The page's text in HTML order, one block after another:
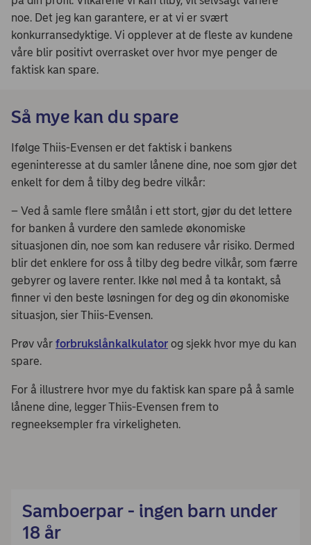
noe. Det jeg kan garantere, er at vi er svært
konkurransedyktige. Vi opplever at de fleste av kundene
våre blir positivt overrasket over hvor mye penger de
faktisk kan spare.
Så mye kan du spare
Ifølge Thiis-Evensen er det faktisk i bankens
egeninteresse at du samler lånene dine, noe som gjør det
enkelt for dem å tilby deg bedre vilkår:
– Ved å samle flere smålån i ett stort, gjør du det lettere
for banken å vurdere den samlede økonomiske
situasjonen din, noe som kan redusere vår risiko. Dermed
blir det enklere for oss å tilby deg bedre vilkår, som færre
gebyrer og lavere renter. Ikke nøl med å ta kontakt, så
finner vi den beste løsningen for deg og din økonomiske
situasjon, sier Thiis-Evensen.
Prøv vår forbrukslånkalkulator og sjekk hvor mye du kan
spare.
For å illustrere hvor mye du faktisk kan spare på å samle
lånene dine, legger Thiis-Evensen frem to
regneeksempler fra virkeligheten.
Samboerpar - ingen barn under
18 år